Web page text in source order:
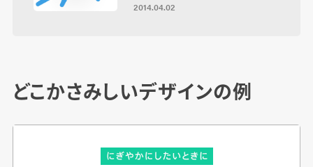
2014.04.02
どこかさみしいデザインの例